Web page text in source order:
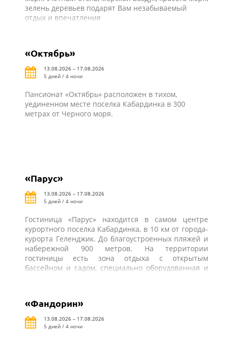
зелень деревьев подарят Вам незабываемый
отдых и впечатления
«Октябрь»
13.08.2026 – 17.08.2026
5 дней / 4 ночи
Пансионат «Октябрь» расположен в тихом,
уединенном месте поселка Кабардинка в 300
метрах от Черного моря.
«Парус»
13.08.2026 – 17.08.2026
5 дней / 4 ночи
Гостиница «Парус» находится в самом центре
курортного поселка Кабардинка, в 10 км от города-
курорта Геленджик. До благоустроенных пляжей и
набережной 900 метров. На территории
гостиницы есть зона отдыха с открытым
бассейном и садом, специально оборудованная и
поселка Кабардинка, рынок, магазины, кафе, бары,
аттракционы и другая курортная инфраструктура.
«Фандорин»
13.08.2026 – 17.08.2026
5 дней / 4 ночи